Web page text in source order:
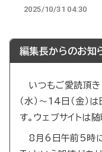
2025/10/31 04:30
編集長からのお知
いつもご愛読頂き
（水）～14日（金）
す。ウェブサイトは
8月6日午前5時に